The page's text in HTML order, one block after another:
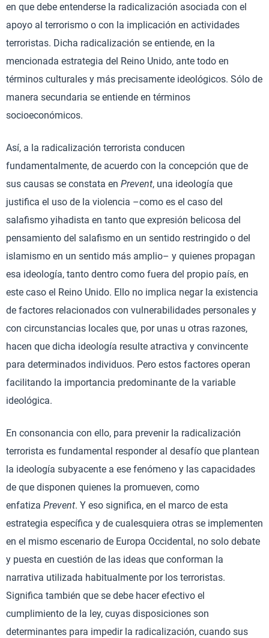
en que debe entenderse la radicalización asociada con el
apoyo al terrorismo o con la implicación en actividades
terroristas. Dicha radicalización se entiende, en la
mencionada estrategia del Reino Unido, ante todo en
términos culturales y más precisamente ideológicos. Sólo de
manera secundaria se entiende en términos
socioeconómicos.
Así, a la radicalización terrorista conducen
fundamentalmente, de acuerdo con la concepción que de
sus causas se constata en Prevent, una ideología que
justifica el uso de la violencia –como es el caso del
salafismo yihadista en tanto que expresión belicosa del
pensamiento del salafismo en un sentido restringido o del
islamismo en un sentido más amplio– y quienes propagan
esa ideología, tanto dentro como fuera del propio país, en
este caso el Reino Unido. Ello no implica negar la existencia
de factores relacionados con vulnerabilidades personales y
con circunstancias locales que, por unas u otras razones,
hacen que dicha ideología resulte atractiva y convincente
para determinados individuos. Pero estos factores operan
facilitando la importancia predominante de la variable
ideológica.
En consonancia con ello, para prevenir la radicalización
terrorista es fundamental responder al desafío que plantean
la ideología subyacente a ese fenómeno y las capacidades
de que disponen quienes la promueven, como
enfatiza Prevent. Y eso significa, en el marco de esta
estrategia específica y de cualesquiera otras se implementen
en el mismo escenario de Europa Occidental, no solo debate
y puesta en cuestión de las ideas que conforman la
narrativa utilizada habitualmente por los terroristas.
Significa también que se debe hacer efectivo el
cumplimiento de la ley, cuyas disposiciones son
determinantes para impedir la radicalización, cuando sus